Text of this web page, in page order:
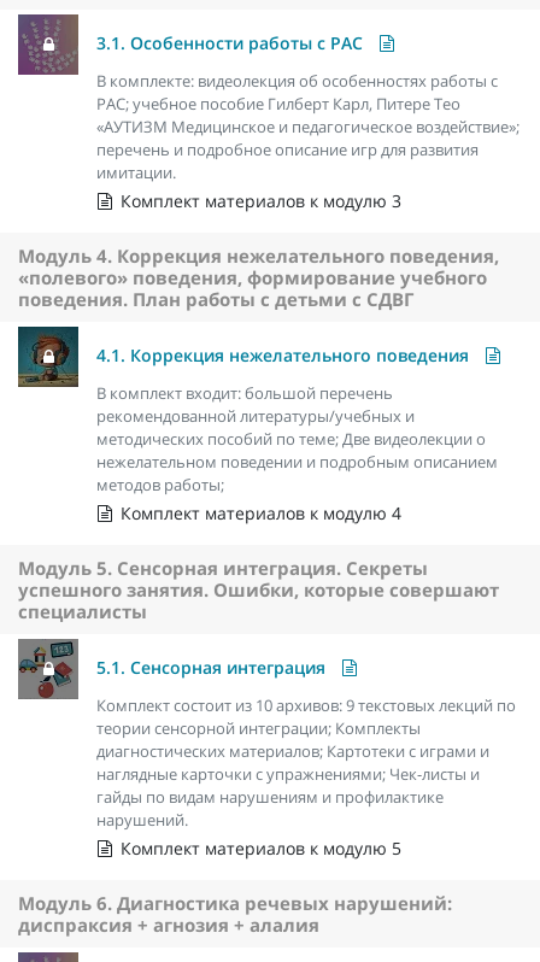
3.1. Особенности работы с РАС
В комплекте: видеолекция об особенностях работы с
РАС; учебное пособие Гилберт Карл, Питере Тео
«АУТИЗМ Медицинское и педагогическое воздействие»;
перечень и подробное описание игр для развития
имитации.
Комплект материалов к модулю 3
Модуль 4. Коррекция нежелательного поведения,
«полевого» поведения, формирование учебного
поведения. План работы с детьми с СДВГ
4.1. Коррекция нежелательного поведения
В комплект входит: большой перечень
рекомендованной литературы/учебных и
методических пособий по теме; Две видеолекции о
нежелательном поведении и подробным описанием
методов работы;
Комплект материалов к модулю 4
Модуль 5. Сенсорная интеграция. Секреты
успешного занятия. Ошибки, которые совершают
специалисты
5.1. Сенсорная интеграция
Комплект состоит из 10 архивов: 9 текстовых лекций по
теории сенсорной интеграции; Комплекты
диагностических материалов; Картотеки с играми и
наглядные карточки с упражнениями; Чек-листы и
гайды по видам нарушениям и профилактике
нарушений.
Комплект материалов к модулю 5
Модуль 6. Диагностика речевых нарушений:
диспраксия + агнозия + алалия